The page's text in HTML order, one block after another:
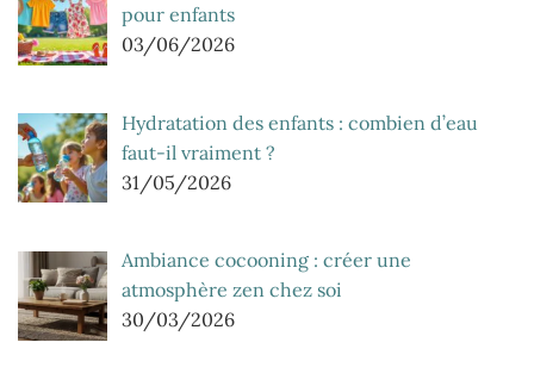
pour enfants
03/06/2026
Hydratation des enfants : combien d’eau
faut-il vraiment ?
31/05/2026
Ambiance cocooning : créer une
atmosphère zen chez soi
30/03/2026